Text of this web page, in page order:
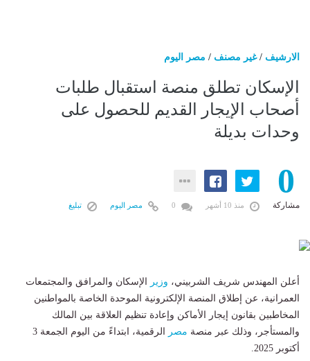
الارشيف /غير مصنف / مصر اليوم
الإسكان تطلق منصة استقبال طلبات
أصحاب الإيجار القديم للحصول على
وحدات بديلة
0
مشاركة منذ 10 أشهر مصر اليوم تبليغ
أعلن المهندس شريف الشربيني، وزير
الإسكان والمرافق والمجتمعات
العمرانية، عن إطلاق المنصة الإلكترونية الموحدة الخاصة بالمواطنين
المخاطبين بقانون إيجار الأماكن وإعادة تنظيم العلاقة بين المالك
والمستأجر، وذلك عبر منصة مصر
الرقمية، ابتداءً من اليوم الجمعة 3
أكتوبر 2025.